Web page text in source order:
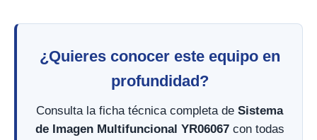
¿Quieres conocer este equipo en
profundidad?
Consulta la ficha técnica completa de Sistema
de Imagen Multifuncional YR06067con todas